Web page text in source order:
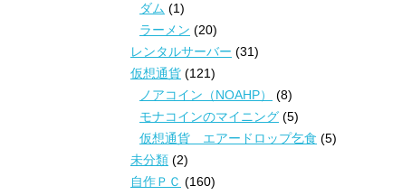
ダム (1)
ラーメン (20)
レンタルサーバー (31)
仮想通貨 (121)
ノアコイン（NOAHP）
(8)
モナコインのマイニング (5)
仮想通貨 エアードロップ乞食 (5)
未分類 (2)
自作ＰＣ (160)